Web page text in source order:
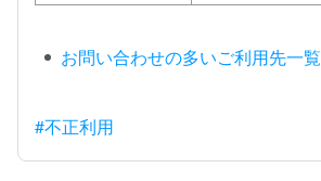
お問い合わせの多いご利用先一覧
#不正利用